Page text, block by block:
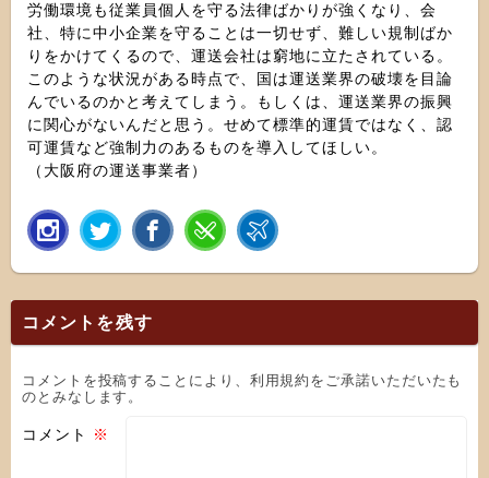
労働環境も従業員個人を守る法律ばかりが強くなり、会
社、特に中小企業を守ることは一切せず、難しい規制ばか
りをかけてくるので、運送会社は窮地に立たされている。
このような状況がある時点で、国は運送業界の破壊を目論
んでいるのかと考えてしまう。もしくは、運送業界の振興
に関心がないんだと思う。せめて標準的運賃ではなく、認
可運賃など強制力のあるものを導入してほしい。
（大阪府の運送事業者）
コメントを残す
コメントを投稿することにより、利用規約をご承諾いただいたも
のとみなします。
コメント ※